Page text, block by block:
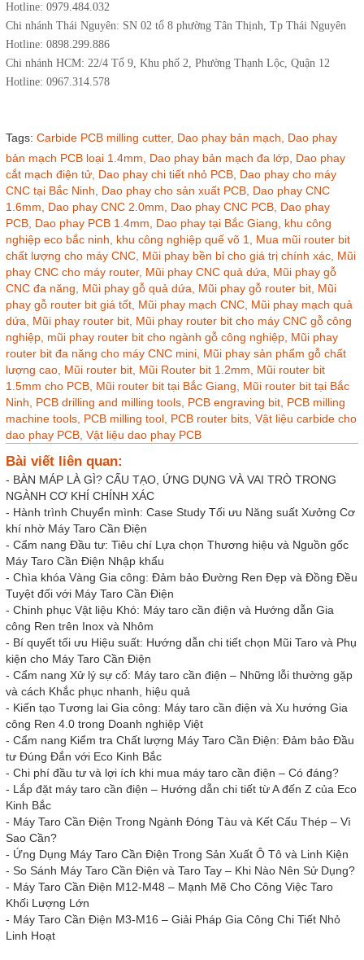
Hotline: 0979.484.032
Chi nhánh Thái Nguyên: SN 02 tổ 8 phường Tân Thịnh, Tp Thái Nguyên
Hotline: 0898.299.886
Chi nhánh HCM: 22/4 Tổ 9, Khu phố 2, Phường Thạnh Lộc, Quận 12
Hotline: 0967.314.578
Tags: Carbide PCB milling cutter, Dao phay bản mạch, Dao phay
bản mạch PCB loại 1.4mm, Dao phay bản mạch đa lớp, Dao phay
cắt mạch điện tử, Dao phay chi tiết nhỏ PCB, Dao phay cho máy
CNC tại Bắc Ninh, Dao phay cho sản xuất PCB, Dao phay CNC
1.6mm, Dao phay CNC 2.0mm, Dao phay CNC PCB, Dao phay
PCB, Dao phay PCB 1.4mm, Dao phay tại Bắc Giang, khu công
nghiệp eco bắc ninh, khu công nghiệp quế võ 1, Mua mũi router bit
chất lượng cho máy CNC, Mũi phay bền bỉ cho giá trị chính xác, Mũi
phay CNC cho máy router, Mũi phay CNC quả dứa, Mũi phay gỗ
CNC đa năng, Mũi phay gỗ quả dứa, Mũi phay gỗ router bit, Mũi
phay gỗ router bit giá tốt, Mũi phay mạch CNC, Mũi phay mạch quả
dứa, Mũi phay router bit, Mũi phay router bit cho máy CNC gỗ công
nghiệp, mũi phay router bit cho ngành gỗ công nghiệp, Mũi phay
router bit đa năng cho máy CNC mini, Mũi phay sản phẩm gỗ chất
lượng cao, Mũi router bit, Mũi Router bit 1.2mm, Mũi router bit
1.5mm cho PCB, Mũi router bit tại Bắc Giang, Mũi router bit tại Bắc
Ninh, PCB drilling and milling tools, PCB engraving bit, PCB milling
machine tools, PCB milling tool, PCB router bits, Vật liệu carbide cho
dao phay PCB, Vật liệu dao phay PCB
Bài viết liên quan:
- BÀN MÁP LÀ GÌ? CẤU TẠO, ỨNG DỤNG VÀ VAI TRÒ TRONG
NGÀNH CƠ KHÍ CHÍNH XÁC
- Hành trình Chuyển mình: Case Study Tối ưu Năng suất Xưởng Cơ
khí nhờ Máy Taro Cần Điện
- Cẩm nang Đầu tư: Tiêu chí Lựa chọn Thương hiệu và Nguồn gốc
Máy Taro Cần Điện Nhập khẩu
- Chìa khóa Vàng Gia công: Đảm bảo Đường Ren Đẹp và Đồng Đều
Tuyệt đối với Máy Taro Cần Điện
- Chinh phục Vật liệu Khó: Máy taro cần điện và Hướng dẫn Gia
công Ren trên Inox và Nhôm
- Bí quyết tối ưu Hiệu suất: Hướng dẫn chi tiết chọn Mũi Taro và Phụ
kiện cho Máy Taro Cần Điện
- Cẩm nang Xử lý sự cố: Máy taro cần điện – Những lỗi thường gặp
và cách Khắc phục nhanh, hiệu quả
- Kiến tạo Tương lai Gia công: Máy taro cần điện và Xu hướng Gia
công Ren 4.0 trong Doanh nghiệp Việt
- Cẩm nang Kiểm tra Chất lượng Máy Taro Cần Điện: Đảm bảo Đầu
tư Đúng Đắn với Eco Kinh Bắc
- Chi phí đầu tư và lợi ích khi mua máy taro cần điện – Có đáng?
- Lắp đặt máy taro cần điện – Hướng dẫn chi tiết từ A đến Z của Eco
Kinh Bắc
- Máy Taro Cần Điện Trong Ngành Đóng Tàu và Kết Cấu Thép – Vì
Sao Cần?
- Ứng Dụng Máy Taro Cần Điện Trong Sản Xuất Ô Tô và Linh Kiện
- So Sánh Máy Taro Cần Điện và Taro Tay – Khi Nào Nên Sử Dụng?
- Máy Taro Cần Điện M12-M48 – Mạnh Mẽ Cho Công Việc Taro
Khối Lượng Lớn
- Máy Taro Cần Điện M3-M16 – Giải Pháp Gia Công Chi Tiết Nhỏ
Linh Hoạt